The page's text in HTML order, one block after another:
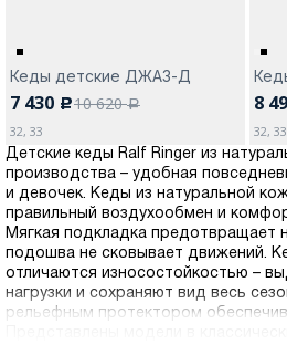
Кеды детские ДЖАЗ-Д
7 430 c10 620a
32, 33
8
32,
Детские кеды Ralf Ringer из
производства – удобная
и девочек. Кеды из натуральной
правильный воздухообмен и
Мягкая подкладка предотвращает
подошва не сковывает движений.
отличаются износостойкостью –
нагрузки и сохраняют вид весь
рельефным протектором